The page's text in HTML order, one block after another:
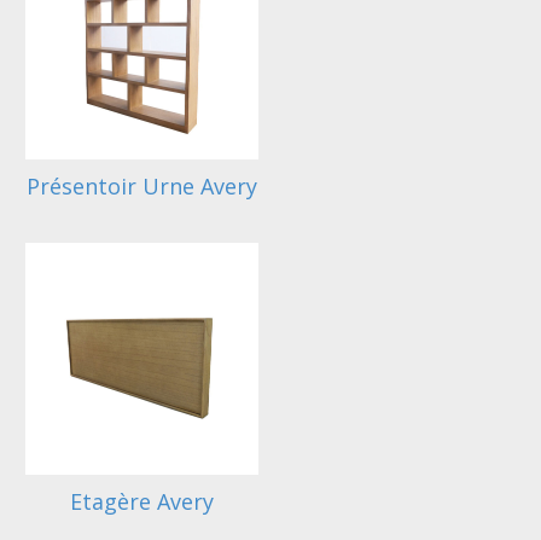
Présentoir Urne Avery
Etagère Avery